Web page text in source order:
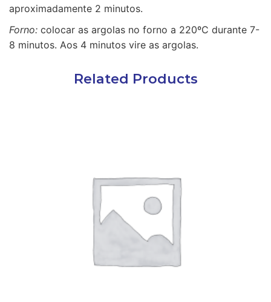
aproximadamente 2 minutos.
Forno: colocar as argolas no forno a 220ºC durante 7-
8 minutos. Aos 4 minutos vire as argolas.
Related Products